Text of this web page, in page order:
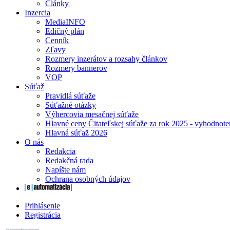
Články
Inzercia
MediaINFO
Edičný plán
Cenník
Zľavy
Rozmery inzerátov a rozsahy článkov
Rozmery bannerov
VOP
Súťaž
Pravidlá súťaže
Súťažné otázky
Výhercovia mesačnej súťaže
Hlavné ceny Čitateľskej súťaže za rok 2025 -
Hlavná súťaž 2026
O nás
Redakcia
Redakčná rada
Napíšte nám
Ochrana osobných údajov
Prihlásenie
Registrácia